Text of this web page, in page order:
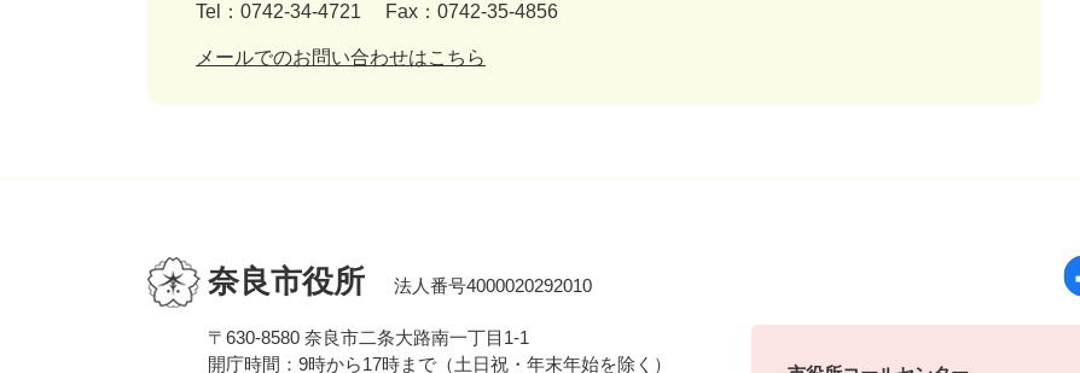
Tel：0742-34-4721
Fax：0742-35-4856
メールでのお問い合わせはこちら
奈良市役所 法人番号4000020292010
〒630-8580 奈良市二条大路南一丁目1-1
開庁時間：9時から17時まで（土日祝・年末年始を除く）